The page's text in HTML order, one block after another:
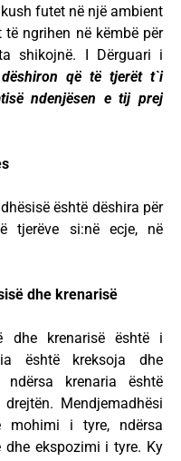
futet në një ambient
ngrihen në këmbë për
shikojnë. I Dërguari i
që të tjerët t`i
ndenjësen e tij prej
është dëshira për
tjerëve si:në ecje, në
dhe krenarisë
dhe krenarisë është i
është kreksoja dhe
krenaria është
Mendjemadhësi
mohimi i tyre, ndërsa
dhe ekspozimi i tyre. Ky